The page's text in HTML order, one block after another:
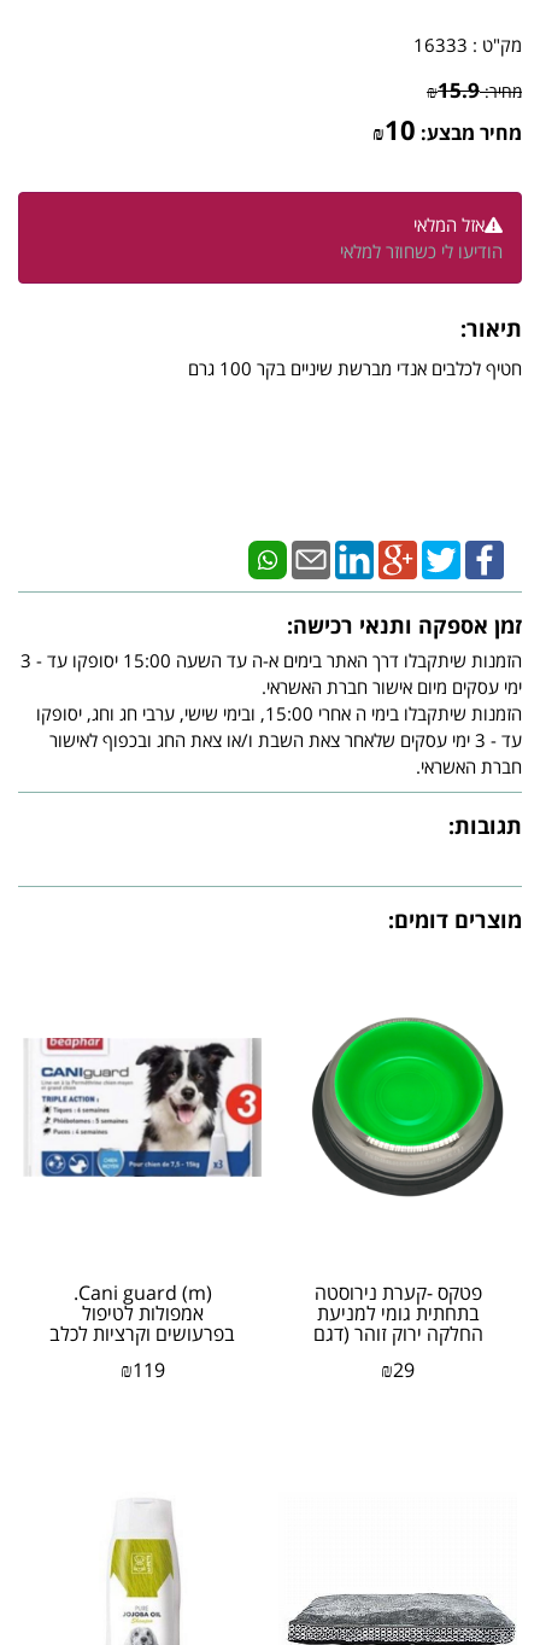
מק"ט : 16333
מחיר: ₪15.9
מחיר מבצע: ₪10
אזל המלאי
הודיעו לי כשחוזר למלאי
תיאור:
חטיף לכלבים אנדי מברשת שיניים בקר 100 גרם
זמן אספקה ותנאי רכישה:
הזמנות שיתקבלו דרך האתר בימים א-ה עד השעה 15:00 יסופקו עד - 3
ימי עסקים מיום אישור חברת האשראי.
הזמנות שיתקבלו בימי ה אחרי 15:00, ובימי שישי, ערבי חג וחג, יסופקו
עד - 3 ימי עסקים שלאחר צאת השבת ו/או צאת החג ובכפוף לאישור
חברת האשראי.
תגובות:
מוצרים דומים:
פטקס -קערת נירוסטה
בתחתית גומי למניעת
החלקה ירוק זוהר (דגם
באלי) 0.45 ליטר
₪29
(Cani guard (m.
אמפולות לטיפול
בפרעושים וקרציות לכלב
לגזע בינוני 7-15 קג
₪119